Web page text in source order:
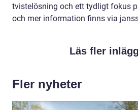
tvistelösning och ett tydligt fokus
och mer information finns via
Läs fler
Fler nyheter